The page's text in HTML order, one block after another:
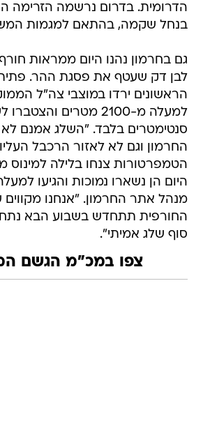
הדרומית. בדרום נרשמה הזרימה
בנחל שקמה, בהתאם למגמות
גם בחרמון נהנו היום ממראות
לבן דק שעטף את פסגת ההר.
הראשונים ירדו במוצבי צה"ל
למעלה מ-2100 מטרים
סנטימטרים בלבד. "השלג אמנם
החרמון וגם לא לאזור הרכבל
הטמפרטורות צנחו בלילה למינוס
היום הן נשארו נמוכות והגיעו
מנהל אתר החרמון. "אנחנו
החורפית תתחדש בשבוע הבא
סוף שלג אמיתי".
צפו במכ"מ הגשם